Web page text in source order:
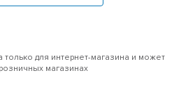
только для интернет-магазина и может
магазинах